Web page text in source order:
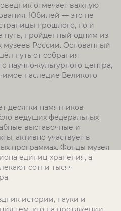
отмечает важную
Юбилей — это не
прошлого, но и
путь, пройденный одним из
России. Основанный
путь от собрания
научно-культурного центра,
наследие Великого
десятки памятников
ведущих федеральных
выставочные и
активно участвует в
программах. Фонды музея
единиц хранения, а
сотни тысяч
истории, науки и